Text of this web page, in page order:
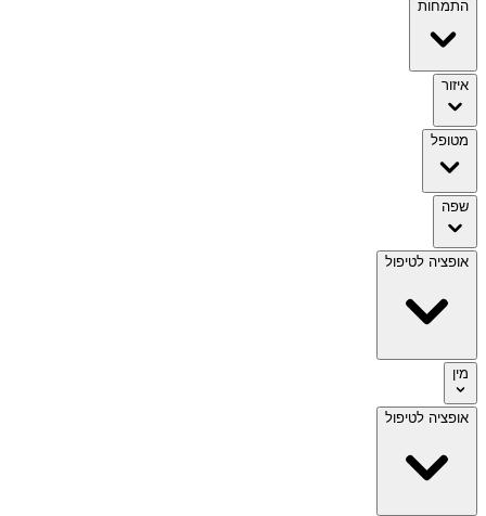
התמחות
איזור
מטופל
שפה
אופציה לטיפול
מין
אופציה לטיפול